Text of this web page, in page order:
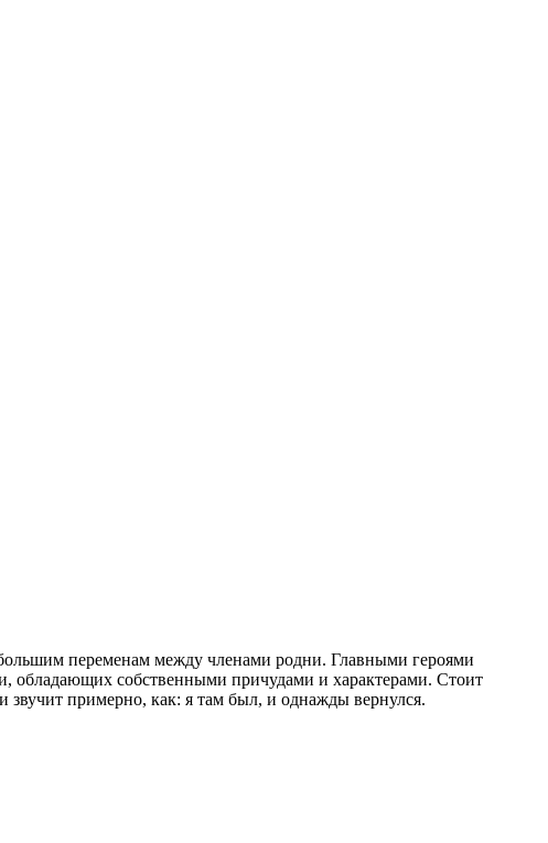
переменам между членами родни. Главными героями
обладающих собственными причудами и характерами. Стоит
звучит примерно, как: я там был, и однажды вернулся.